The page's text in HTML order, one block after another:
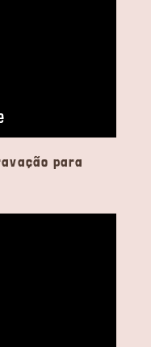
para